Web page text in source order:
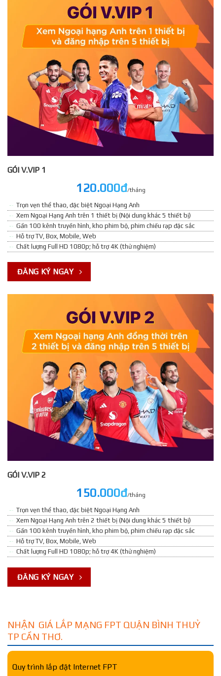
GÓI V.VIP 1
120.000đ/tháng
Trọn vẹn thể thao, đặc biệt Ngoại Hạng Anh
Xem Ngoại Hạng Anh trên 1 thiết bị (Nội dung khác 5 thiết bị)
Gần 100 kênh truyền hình, kho phim bộ, phim chiếu rạp đặc sắc
Hỗ trợ TV, Box, Mobile, Web
Chất lượng Full HD 1080p; hỗ trợ 4K (thử nghiệm)
ĐĂNG KÝ NGAY
GÓI V.VIP 2
150.000đ/tháng
Trọn vẹn thể thao, đặc biệt Ngoại Hạng Anh
Xem Ngoại Hạng Anh trên 2 thiết bị (Nội dung khác 5 thiết bị)
Gần 100 kênh truyền hình, kho phim bộ, phim chiếu rạp đặc sắc
Hỗ trợ TV, Box, Mobile, Web
Chất lượng Full HD 1080p; hỗ trợ 4K (thử nghiệm)
ĐĂNG KÝ NGAY
NHẬN GIÁ LẮP MẠNG FPT QUẬN BÌNH THUỶ
TP CẦN THƠ.
Quy trình lắp đặt Internet FPT